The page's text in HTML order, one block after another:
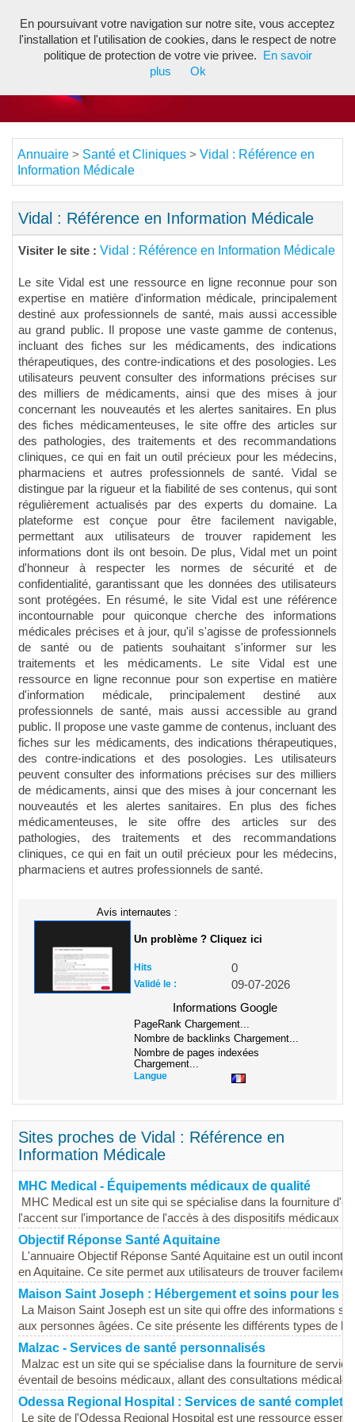
Annuaire > Santé et Cliniques > Vidal : Référence en
Information Médicale
Vidal : Référence en Information Médicale
Visiter le site : Vidal : Référence en Information Médicale
Le site Vidal est une ressource en ligne reconnue pour son
expertise en matière d'information médicale, principalement
destiné aux professionnels de santé, mais aussi accessible
au grand public. Il propose une vaste gamme de contenus,
incluant des fiches sur les médicaments, des indications
thérapeutiques, des contre-indications et des posologies. Les
utilisateurs peuvent consulter des informations précises sur
des milliers de médicaments, ainsi que des mises à jour
concernant les nouveautés et les alertes sanitaires. En plus
des fiches médicamenteuses, le site offre des articles sur
des pathologies, des traitements et des recommandations
cliniques, ce qui en fait un outil précieux pour les médecins,
pharmaciens et autres professionnels de santé. Vidal se
distingue par la rigueur et la fiabilité de ses contenus, qui sont
régulièrement actualisés par des experts du domaine. La
plateforme est conçue pour être facilement navigable,
permettant aux utilisateurs de trouver rapidement les
informations dont ils ont besoin. De plus, Vidal met un point
d'honneur à respecter les normes de sécurité et de
confidentialité, garantissant que les données des utilisateurs
sont protégées. En résumé, le site Vidal est une référence
incontournable pour quiconque cherche des informations
médicales précises et à jour, qu'il s'agisse de professionnels
de santé ou de patients souhaitant s'informer sur les
traitements et les médicaments. Le site Vidal est une
ressource en ligne reconnue pour son expertise en matière
d'information médicale, principalement destiné aux
professionnels de santé, mais aussi accessible au grand
public. Il propose une vaste gamme de contenus, incluant des
fiches sur les médicaments, des indications thérapeutiques,
des contre-indications et des posologies. Les utilisateurs
peuvent consulter des informations précises sur des milliers
de médicaments, ainsi que des mises à jour concernant les
nouveautés et les alertes sanitaires. En plus des fiches
médicamenteuses, le site offre des articles sur des
pathologies, des traitements et des recommandations
cliniques, ce qui en fait un outil précieux pour les médecins,
pharmaciens et autres professionnels de santé.
Avis internautes :
Un problème ? Cliquez ici
Hits 0
Validé le :
09-07-2026
Informations Google
PageRank Chargement...
Nombre de backlinks Chargement...
Nombre de pages indexées
Chargement...
Langue
Sites proches de Vidal : Référence en
Information Médicale
MHC Medical - Équipements médicaux de qualité
MHC Medical est un site qui se spécialise dans la fourniture
l'accent sur l'importance de l'accès à des dispositifs médicaux
Objectif Réponse Santé Aquitaine
L'annuaire Objectif Réponse Santé Aquitaine est un outil
en Aquitaine. Ce site permet aux utilisateurs de trouver
Maison Saint Joseph : Hébergement et soins pour les
La Maison Saint Joseph est un site qui offre des informations
aux personnes âgées. Ce site présente les différents types de
Malzac - Services de santé personnalisés
Malzac est un site qui se spécialise dans la fourniture de
éventail de besoins médicaux, allant des consultations
Odessa Regional Hospital : Services de santé complets
Le site de l'Odessa Regional Hospital est une ressource
En poursuivant votre navigation sur notre site, vous acceptez
l'installation et l'utilisation de cookies, dans le respect de notre
politique de protection de votre vie privee.
En savoir
plus
Ok